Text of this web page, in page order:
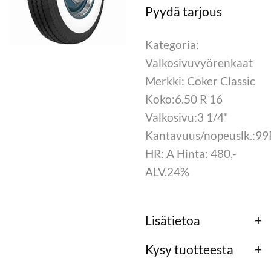
Kategoria:
Valkosivuvyörenkaat
Merkki: Coker Classic
Koko:6.50 R 16
Valkosivu:3 1/4"
Kantavuus/
HR: A Hinta: 480,-
ALV.24%
Lisätietoa
Kysy tuotteesta